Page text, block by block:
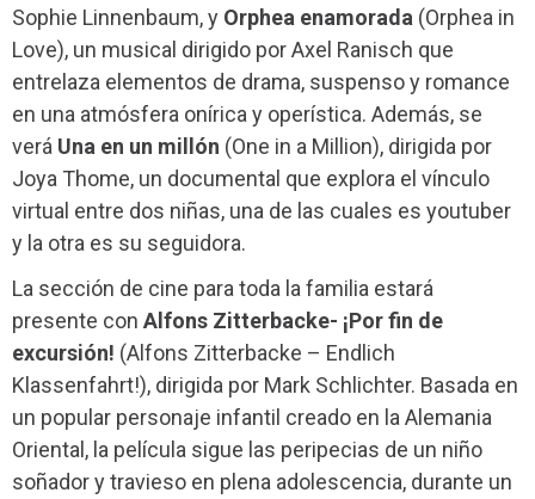
Sophie Linnenbaum, y Orphea enamorada (Orphea in
Love), un musical dirigido por Axel Ranisch que
entrelaza elementos de drama, suspenso y romance
en una atmósfera onírica y operística. Además, se
verá Una en un millón (One in a Million), dirigida por
Joya Thome, un documental que explora el vínculo
virtual entre dos niñas, una de las cuales es youtuber
y la otra es su seguidora.
La sección de cine para toda la familia estará
presente con Alfons Zitterbacke- ¡Por fin de
excursión! (Alfons Zitterbacke – Endlich
Klassenfahrt!), dirigida por Mark Schlichter. Basada en
un popular personaje infantil creado en la Alemania
Oriental, la película sigue las peripecias de un niño
soñador y travieso en plena adolescencia, durante un